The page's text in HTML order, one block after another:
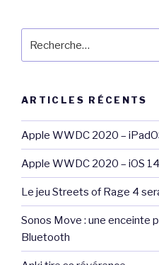
ARTICLES RÉCENTS
Apple WWDC 2020 –
Apple WWDC 2020 – iOS 14
Le jeu Streets of Rage 4
Sonos Move : une enceinte
Bluetooth